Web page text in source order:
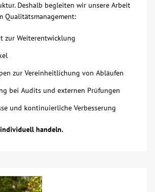
Deshalb begleiten wir unsere Arbeit
Qualitätsmanagement:
zur Weiterentwicklung
zur Vereinheitlichung von Abläufen
bei Audits und externen Prüfungen
und kontinuierliche Verbesserung
handeln.